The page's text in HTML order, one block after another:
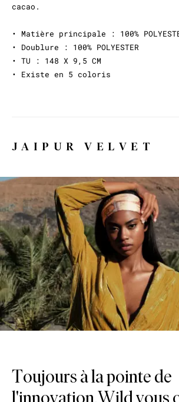
cacao.
• Matière principale : 100%
• Doublure : 100% POLYESTER
• TU : 148 X 9,5 CM
• Existe en 5 coloris
JAIPUR VELVET
Toujours à la pointe de
l'innovation,Wild vous